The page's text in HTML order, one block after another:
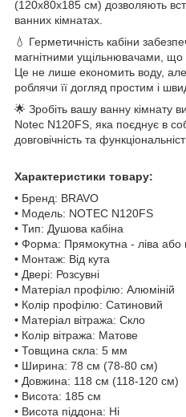
(120x80x185 см) дозволяють
ванних кімнатах.
💧 Герметичність кабіни
магнітними ущільнювачами, що
Це не лише економить воду, але
роблячи її догляд простим і
🌟 Зробіть вашу ванну кімнату
Notec N120FS, яка поєднує в
довговічність та
Характеристики товару:
• Бренд: BRAVO
• Модель: NOTEC N120FS
• Тип: Душова кабіна
• Форма: Прямокутна - ліва або
• Монтаж: Від кута
• Двері: Розсувні
• Матеріал профілю: Алюміній
• Колір профілю: Сатиновий
• Матеріал вітража: Скло
• Колір вітража: Матове
• Товщина скла: 5 мм
• Ширина: 78 см (78-80 см)
• Довжина: 118 см (118-120 см)
• Висота: 185 см
• Висота піддона: Ні